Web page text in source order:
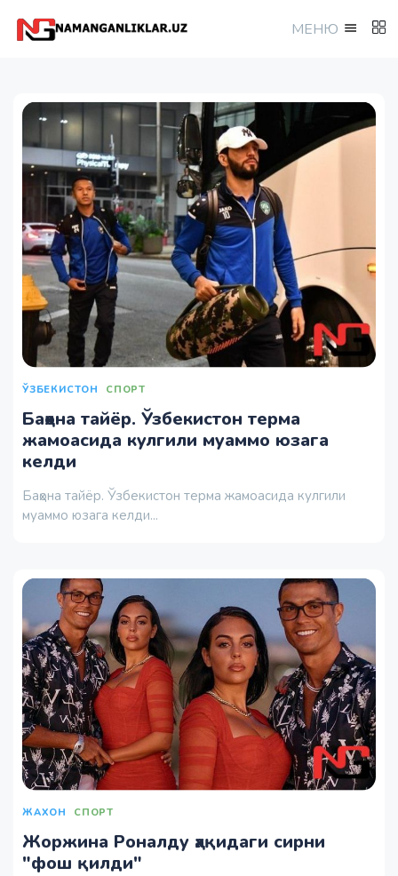
МEНЮ
ЎЗБЕКИСТОН СПОРТ
Баҳона тайёр. Ўзбекистон терма
жамоасида кулгили муаммо юзага
келди
Баҳона тайёр. Ўзбекистон терма жамоасида кулгили
муаммо юзага келди...
ЖАХОН СПОРТ
Жоржина Роналду ҳақидаги сирни
"фош қилди"